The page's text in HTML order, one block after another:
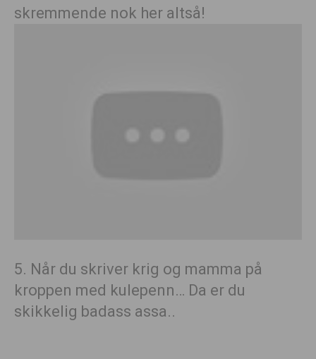
skremmende nok her altså!
5. Når du skriver krig og mamma på
kroppen med kulepenn… Da er du
skikkelig badass assa..